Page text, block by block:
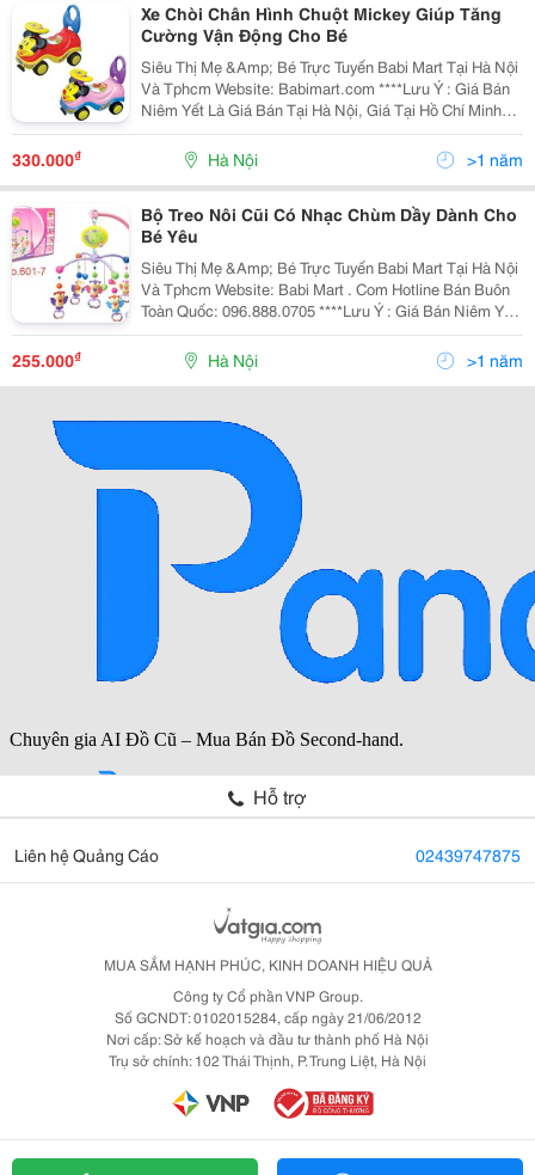
Xe Chòi Chân Hình Chuột Mickey Giúp Tăng
Cường Vận Động Cho Bé
Siêu Thị Mẹ &Amp; Bé Trực Tuyến Babi Mart Tại Hà Nội
Và Tphcm Website: Babimart.com ****Lưu Ý : Giá Bán
Niêm Yết Là Giá Bán Tại Hà Nội, Giá Tại Hồ Chí Minh
Có Thể Cao Hoặc Thấp Hơn Giá Bán Tại Hà Nội Do Chi
Phí Vận Chuyển, Chi Tiết Vui Lòn
330.000₫ Hà Nội >1 năm
Bộ Treo Nôi Cũi Có Nhạc Chùm Dầy Dành Cho
Bé Yêu
Siêu Thị Mẹ &Amp; Bé Trực Tuyến Babi Mart Tại Hà Nội
Và Tphcm Website: Babi Mart . Com Hotline Bán Buôn
Toàn Quốc: 096.888.0705 ****Lưu Ý : Giá Bán Niêm Yết
Là Giá Bán Tại Hà Nội, Giá Tại Hồ Chí Minh Có Thể Cao
Hoặc Thấp Hơn Giá Bán Tại
255.000₫ Hà Nội >1 năm
Hỗ trợ
Liên hệ Quảng Cáo 02439747875
MUA SẮM HẠNH PHÚC, KINH DOANH HIỆU QUẢ
Công ty Cổ phần VNP Group.
Số GCNDT: 0102015284, cấp ngày 21/06/2012
Nơi cấp: Sở kế hoạch và đầu tư thành phố Hà Nội
Trụ sở chính: 102 Thái Thịnh, P. Trung Liệt, Hà Nội